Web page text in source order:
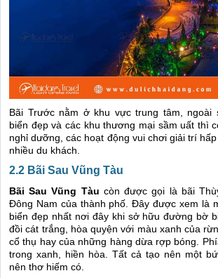
Bãi Trước nằm ở khu vực trung tâm, ngoài
biển đẹp và các khu thương mại sầm uất thì
nghỉ dưỡng, các hoạt động vui chơi giải trí
nhiều du khách.
2.2 Bãi Sau Vũng Tàu
Bãi Sau Vũng Tàu còn được gọi là bãi
Đông Nam của thành phố. Đây được xem là
biển đẹp nhất nơi đây khi sở hữu đường bờ
đồi cát trắng, hòa quyện với màu xanh của
cổ thụ hay của những hàng dừa rợp bóng.
trong xanh, hiền hòa. Tất cả tạo nên một
nên thơ hiếm có.